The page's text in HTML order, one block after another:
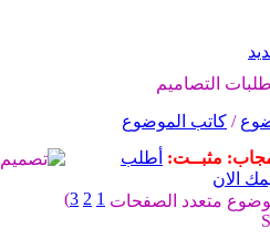
التصاميم
/ كاتب الموضوع
مثبــت: أطلب
الان
1
2
3
)